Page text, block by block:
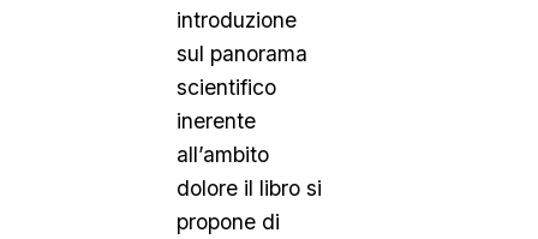
introduzione
sul panorama
scientifico
inerente
all’ambito
dolore il libro si
propone di